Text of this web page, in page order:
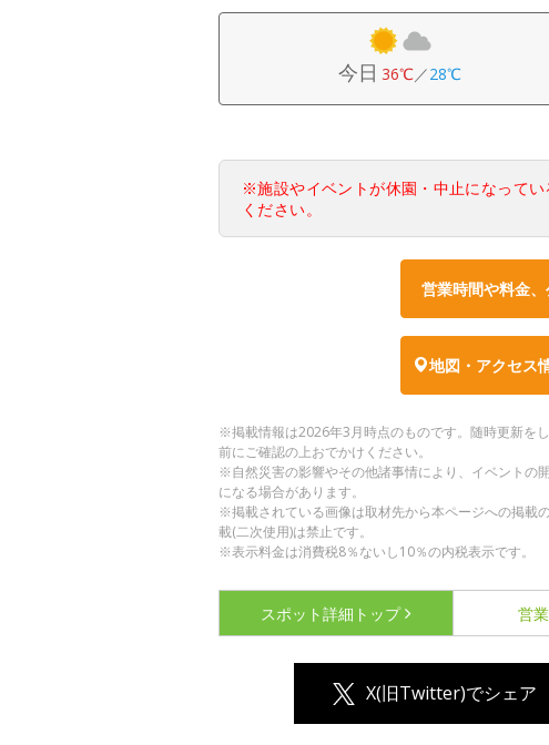
今日 36℃／28℃
※施設やイベントが休園・中止になって
ください。
営業時間や料金
地図・アクセス
※掲載情報は2026年3月時点のものです。随時更新を
前にご確認の上おでかけください。
※自然災害の影響やその他諸事情により、イベントの
になる場合があります。
※掲載されている画像は取材先から本ページへの掲載
載(二次使用)は禁止です。
※表示料金は消費税8％ないし10％の内税表示です。
スポット詳細 トップ 営
X(旧Twitter)でシェア